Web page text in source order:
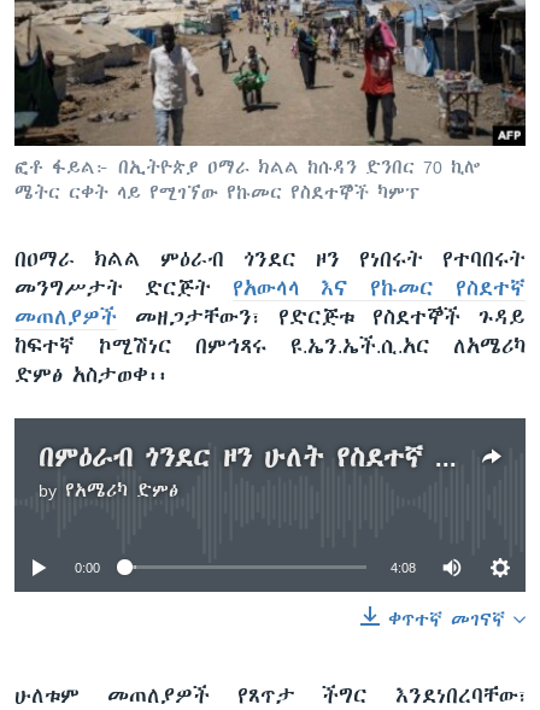
ቋንቋዎች
ፎቶ ፋይል፦ በኢትዮጵያ ዐማራ ክልል ከሱዳን ድንበር 70 ኪሎ
ሜትር ርቀት ላይ የሚገኘው የኩመር የስደተኞች ካምፕ
በዐማራ ክልል ምዕራብ ጎንደር ዞን የነበሩት የተባበሩት
መንግሥታት ድርጅት የአውላላ እና የኩመር የስደተኛ
መጠለያዎች መዘጋታቸውን፣ የድርጅቱ የስደተኞች ጉዳይ
ከፍተኛ ኮሚሽነር በምኅጻሩ ዩ.ኤን.ኤች.ሲ.አር ለአሜሪካ
ድምፅ አስታወቀ፡፡
በምዕራብ ጎንደር ዞን ሁለት የስደተኛ መጠለያዎች መዘጋታቸውን ተመድ አስታወቀ
by የአሜሪካ ድምፅ
No media source currently available
0:00 4:08
ቀጥተኛ መገናኛ
ሁለቱም መጠለያዎች የጸጥታ ችግር እንደነበረባቸው፣